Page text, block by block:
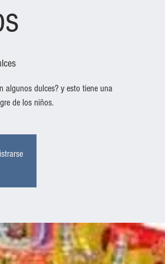
algunos dulces? y esto tiene una